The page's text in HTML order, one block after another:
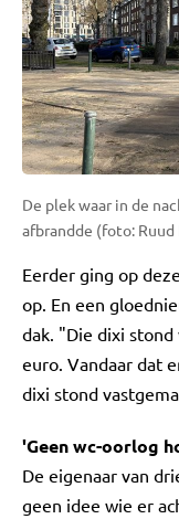
De plek waar in de
afbrandde (foto: Ruud
Eerder ging op
op. En een
dak. "Die dixi
euro. Vandaar dat
dixi stond
'Geen wc-oorlog
De eigenaar van
geen idee wie er